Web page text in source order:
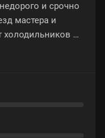
и срочно
мастера и
от
Holodkof